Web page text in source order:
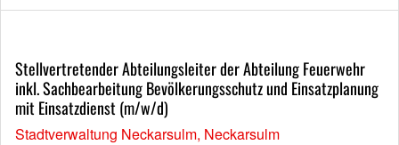
Stellvertretender Abteilungsleiter der Abteilung Feuerwehr
inkl. Sachbearbeitung Bevölkerungsschutz und Einsatzplanung
mit Einsatzdienst (m/w/d)
Stadtverwaltung Neckarsulm, Neckarsulm